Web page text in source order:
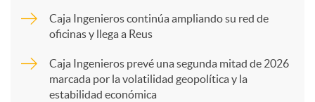
p
a
Caja Ingenieros continúa ampliando su red de
oficinas y llega a Reus
Caja Ingenieros prevé una segunda mitad de 2026
marcada por la volatilidad geopolítica y la
estabilidad económica